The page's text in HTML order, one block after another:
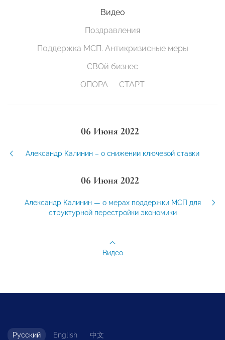
Видео
Поздравления
Поддержка МСП. Антикризисные меры
СВОй бизнес
ОПОРА — СТАРТ
06 Июня 2022
Александр Калинин – о снижении ключевой ставки
06 Июня 2022
Александр Калинин — о мерах поддержки МСП для
структурной перестройки экономики
Видео
Русский English 中文